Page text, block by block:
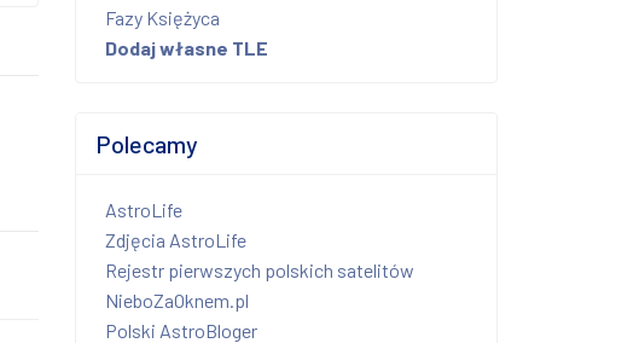
Fazy Księżyca
Dodaj własne TLE
Polecamy
AstroLife
Zdjęcia AstroLife
Rejestr pierwszych polskich satelitów
NieboZaOknem.pl
Polski AstroBloger